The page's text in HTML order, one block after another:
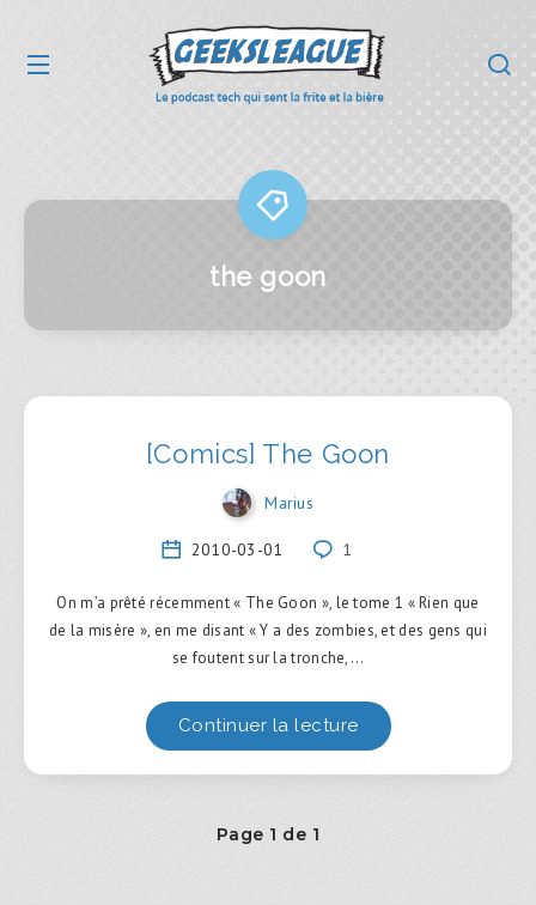
the goon
[Comics] The Goon
Marius
2010-03-01 1
On m’a prêté récemment « The Goon », le tome 1 « Rien que
de la misère », en me disant « Y a des zombies, et des gens qui
se foutent sur la tronche,…
Continuer la lecture
Page 1 de 1